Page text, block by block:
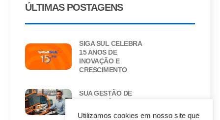
ÚLTIMAS POSTAGENS
SIGA SUL CELEBRA
15 ANOS DE
INOVAÇÃO E
CRESCIMENTO
SUA GESTÃO DE
Utilizamos cookies em nosso site que